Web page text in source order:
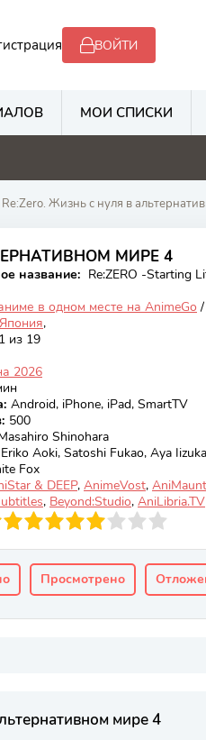
ВОЙТИ
МОИ СПИСКИ
Re:Zero. Жизнь с нуля в
МИРЕ 4
название: Re:ZERO -Starting
в одном месте на AnimeGo /
Япония,
из 19
2026
: Android, iPhone, iPad, SmartTV
: 500
Shinohara
Eriko Aoki, Satoshi Fukao, Aya
Fox
& DEEP, AnimeVost, AniMaunt
, Beyond:Studio, AniLibria.TV
8 9 10
Просмотрено
мире 4